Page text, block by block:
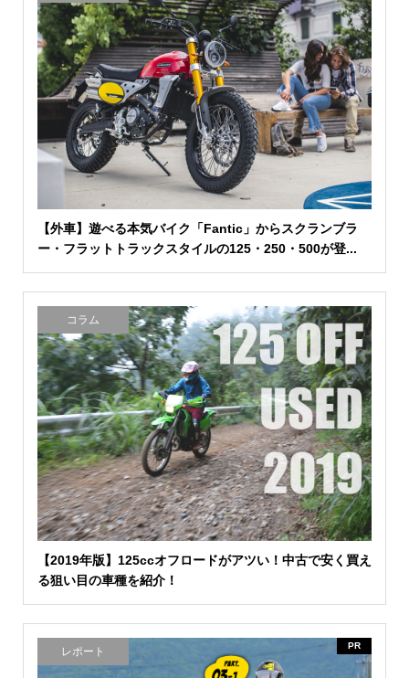
【外車】遊べる本気バイク「Fantic」からスクランブラ
ー・フラットトラックスタイルの125・250・500が登...
コラム
【2019年版】125ccオフロードがアツい！中古で安く買え
る狙い目の車種を紹介！
レポート PR